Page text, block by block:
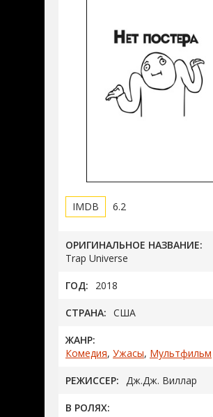
6.2
ОРИГИНАЛЬНОЕ НАЗВАНИЕ:
Trap Universe
ГОД: 2018
СТРАНА: США
ЖАНР:
Комедия, Ужасы, Мультфильм
РЕЖИССЕР: Дж.Дж. Виллар
В РОЛЯХ: